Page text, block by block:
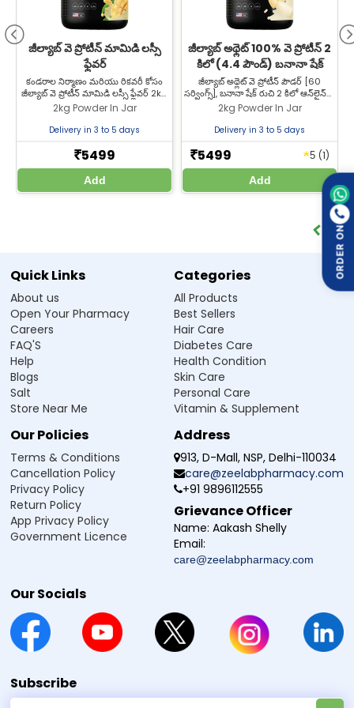
సిఫారసు చేసిన రోజువారీ మోతాదును మించకుండా ఉండండి.
గర్భిణీ లేదా బిడ్డకు పాలిచ్చే మహిళలు ముందుగా వైద్య సలహా తీసుకోవాలి.
నేరుగా సూర్యకాంతి తగలకుండా చల్లని, పొడి ప్రదేశంలో నిల్వ చేయండి.
పిల్లల దూరంగా ఉంచండి.
తరచుగా అడిగే ప్రశ్నలు
Q1. నేను lactose intolerance ఉంటే ఈ protein
powder వాడవచ్చా?
Q2. ఈ protein powder తీసుకోవడానికి ఉత్తమ సమయం ఏది?
Q3. రోజుకు ఎంత servings తీసుకోవాలి?
Q4. నీరు లేదా పాలు కాకుండా ఇంకేదైనా దాంట్లో కలిపి తాగవచ్చా?
జీల్యాబ్ వె ప్రోటీన్ మామిడి లస్సీ
ఫ్లేవర్
కండరాల నిర్మాణం మరియు రికవరీ కోసం
జీల్యాబ్ వె ప్రోటీన్ మామిడి లస్సీ ఫ్లేవర్ 2kg
పొందండి. రుచికరమైన ప్రోటీన్ బూస్ట్‌ను
ఆస్వాదించండి. జీల్యాబ్ ఫార్మసీ నుండి
ఆన్‌లైన్‌లో కొనండి.
2kg Powder In Jar
Delivery in 3 to 5 days
₹5499
Add
జీల్యాబ్ అథ్లెట్ 100% వె ప్రోటీన్ 2
కిలో (4.4 పౌండ్) బనానా షేక్
జీల్యాబ్ అథ్లెట్ వె ప్రోటీన్ పౌడర్ [60
సర్వింగ్స్], బనానా షేక్ రుచి 2 కిలో ఆన్‌లైన్‌లో
కొనండి. ప్రీమియం ప్రోటీన్ సప్లిమెంట్‌తో శక్తిని
మరియు కండరాల పునరుద్ధరణను
మెరుగుపరచండి.
2kg Powder In Jar
Delivery in 3 to 5 days
₹5499 ★5 (1)
Add
ORDER ON
Quick Links
About us
Open Your Pharmacy
Careers
FAQ'S
Help
Blogs
Salt
Store Near Me
Categories
All Products
Best Sellers
Hair Care
Diabetes Care
Health Condition
Skin Care
Personal Care
Vitamin & Supplement
Our Policies
Terms & Conditions
Cancellation Policy
Privacy Policy
Return Policy
App Privacy Policy
Government Licence
Address
913, D-Mall, NSP, Delhi-110034
care@zeelabpharmacy.com
+91 9896112555
Grievance Officer
Name: Aakash Shelly
Email:
care@zeelabpharmacy.com
Our Socials
Subscribe